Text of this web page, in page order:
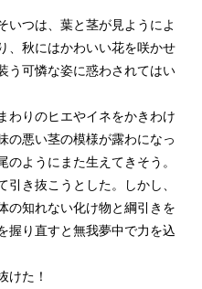
いつは、葉と茎が見ようによ
、秋にはかわいい花を咲かせ
う可憐な姿に惑わされてはい
わりのヒエやイネをかきわけ
の悪い茎の模様が露わになっ
ようにまた生えてきそう。
き抜こうとした。しかし、
の知れない化け物と綱引きを
握り直すと無我夢中で力を込
けた！